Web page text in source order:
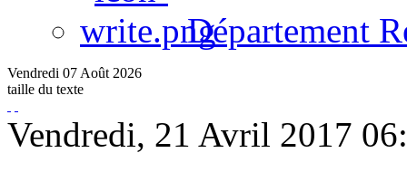
Département
Vendredi 07 Août 2026
taille du texte
Vendredi, 21 Avril 2017